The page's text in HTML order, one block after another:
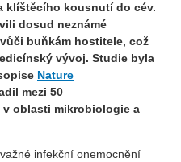
klíštěcího kousnutí do cév.
dosud neznámé
buňkám hostitele, což
vývoj. Studie byla
Nature
mezi 50
oblasti mikrobiologie a
infekční onemocnění